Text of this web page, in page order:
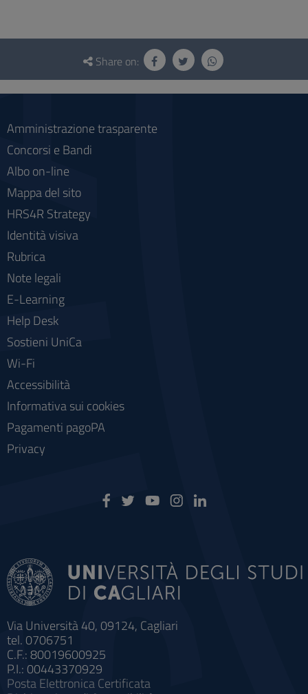
Questionnaire
social
Share on:
Via Università 40, 09124, Cagliari
tel. 0706751
C.F.: 80019600925
P.I.: 00443370929
Posta Elettronica Certificata
Amministrazione trasparente
Concorsi e Bandi
Albo on-line
Mappa del sito
HRS4R Strategy
Identità visiva
Rubrica
Note legali
E-Learning
Help Desk
Sostieni UniCa
Wi-Fi
Accessibilità
Informativa sui cookies
Pagamenti pagoPA
Privacy